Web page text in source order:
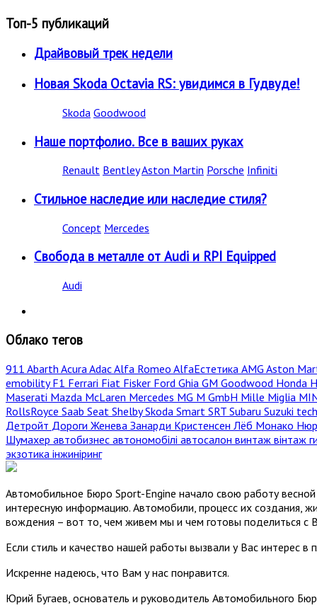
Топ-5 публикаций
Драйвовый трек недели
Новая Skoda Octavia RS: увидимся в Гудвуде!
Skoda Goodwood
Наше портфолио. Все в ваших руках
Renault BentleyAston Martin Porsche Infiniti
Стильное наследие или наследие стиля?
Concept Mercedes
Свобода в металле от Audi и RPI Equipped
Audi
Облако тегов
911 Abarth Acura AdacAlfa Romeo AlfaЕстетика AMG Aston
emobilityF1 Ferrari Fiat Fisker Ford Ghia GM Goodwood Honda
Maserati Mazda McLaren Mercedes MG M GmbH Mille Miglia
RollsRoyce Saab Seat ShelbySkoda Smart SRT Subaru Suzuki
Детройт Дороги Женева Занарди Кристенсен Лёб Монако
Шумахер автобизнес автономобілі автосалон винтаж вінтаж
экзотика інжиніринг
Автомобильное Бюро Sport-Engine начало свою работу
интересную информацию. Автомобили, процесс их создания,
вождения – вот то, чем живем мы и чем готовы поделиться с
Если стиль и качество нашей работы вызвали у Вас интерес в
Искренне надеюсь, что Вам у нас понравится.
Юрий Бугаев, основатель и руководитель Автомобильного